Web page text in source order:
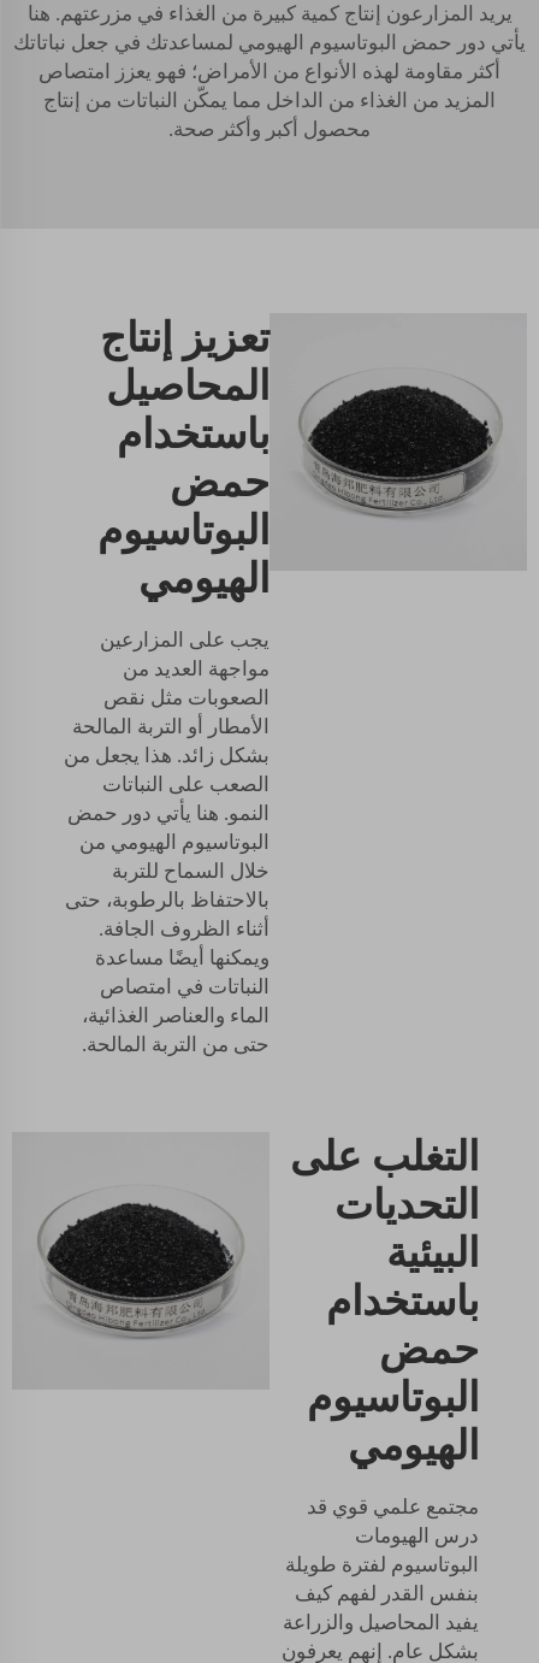
يريد المزارعون إنتاج كمية كبيرة من الغذاء في مزرعتهم. هنا
يأتي دور حمض البوتاسيوم الهيومي لمساعدتك في جعل نباتاتك
أكثر مقاومة لهذه الأنواع من الأمراض؛ فهو يعزز امتصاص
المزيد من الغذاء من الداخل مما يمكّن النباتات من إنتاج
محصول أكبر وأكثر صحة.
تعزيز إنتاج
المحاصيل
باستخدام
حمض
البوتاسيوم
الهيومي
يجب على المزارعين
مواجهة العديد من
الصعوبات مثل نقص
الأمطار أو التربة المالحة
بشكل زائد. هذا يجعل من
الصعب على النباتات
النمو. هنا يأتي دور حمض
البوتاسيوم الهيومي من
خلال السماح للتربة
بالاحتفاظ بالرطوبة، حتى
أثناء الظروف الجافة.
ويمكنها أيضًا مساعدة
النباتات في امتصاص
الماء والعناصر الغذائية،
حتى من التربة المالحة.
التغلب على
التحديات
البيئية
باستخدام
حمض
البوتاسيوم
الهيومي
مجتمع علمي قوي قد
درس الهيومات
البوتاسيوم لفترة طويلة
بنفس القدر لفهم كيف
يفيد المحاصيل والزراعة
بشكل عام. إنهم يعرفون